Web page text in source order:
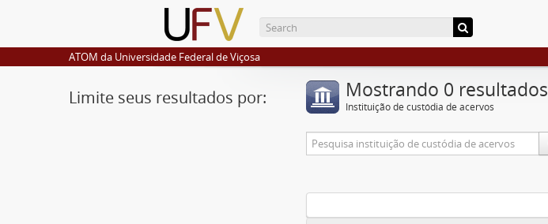
ATOM da Universidade Federal de Viçosa
Limite seus resultados por: Mostrando 0 resultados
Instituição de custódia de acervos